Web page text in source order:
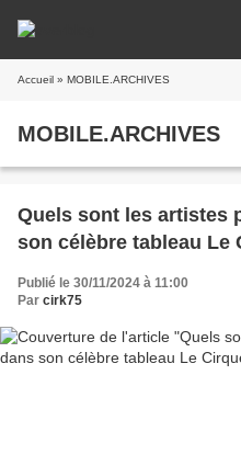
Accueil » MOBILE.ARCHIVES
MOBILE.ARCHIVES
Quels sont les artistes
son célèbre tableau Le
Publié le 30/11/2024 à 11:00
Par cirk75